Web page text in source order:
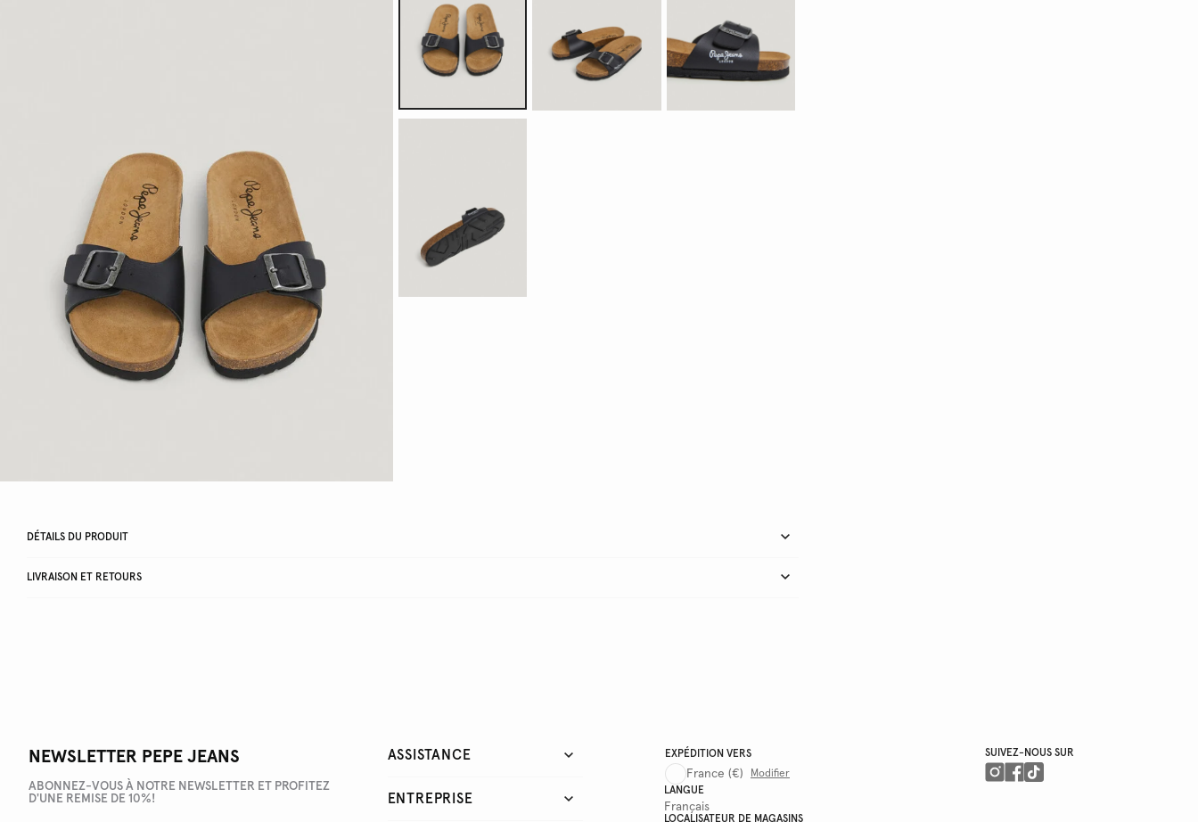
DÉTAILS DU PRODUIT
LIVRAISON ET RETOURS
NEWSLETTER PEPE JEANS
ABONNEZ-VOUS À NOTRE NEWSLETTER ET PROFITEZ
D'UNE REMISE DE 10%!
ASSISTANCE
ENTREPRISE
EXPÉDITION VERS
France (€)
Modifier
LANGUE
Français
LOCALISATEUR DE MAGASINS
SUIVEZ-NOUS SUR